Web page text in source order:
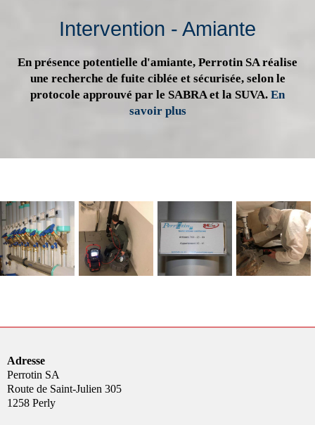
Intervention - Amiante
En présence potentielle d'amiante, Perrotin SA réalise
une recherche de fuite ciblée et sécurisée, selon le
protocole approuvé par le SABRA et la SUVA. En
savoir plus
Adresse
Perrotin SA
Route de Saint-Julien 305
1258 Perly